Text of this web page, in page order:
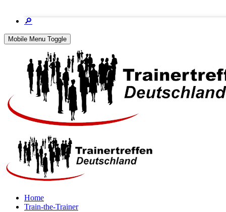
🔎
Mobile Menu Toggle
Home
Train-the-Trainer